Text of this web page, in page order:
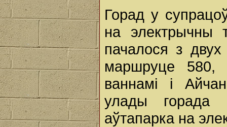
Горад у
на электрычны
пачалося з двух
маршруце 580,
ваннамі і
улады горада
аўтапарка на